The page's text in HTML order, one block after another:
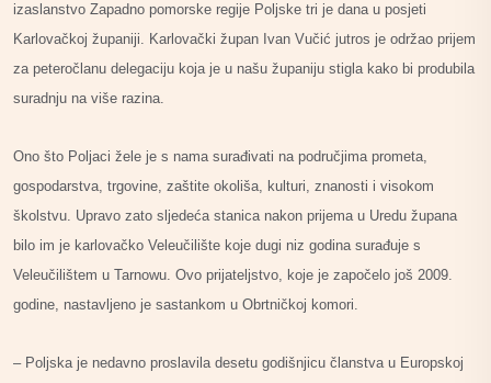
izaslanstvo Zapadno pomorske regije Poljske tri je dana u posjeti
Karlovačkoj županiji. Karlovački župan Ivan Vučić jutros je održao prijem
za peteročlanu delegaciju koja je u našu županiju stigla kako bi produbila
suradnju na više razina.
Ono što Poljaci žele je s nama surađivati na područjima prometa,
gospodarstva, trgovine, zaštite okoliša, kulturi, znanosti i visokom
školstvu. Upravo zato sljedeća stanica nakon prijema u Uredu župana
bilo im je karlovačko Veleučilište koje dugi niz godina surađuje s
Veleučilištem u Tarnowu. Ovo prijateljstvo, koje je započelo još 2009.
godine, nastavljeno je sastankom u Obrtničkoj komori.
– Poljska je nedavno proslavila desetu godišnjicu članstva u Europskoj